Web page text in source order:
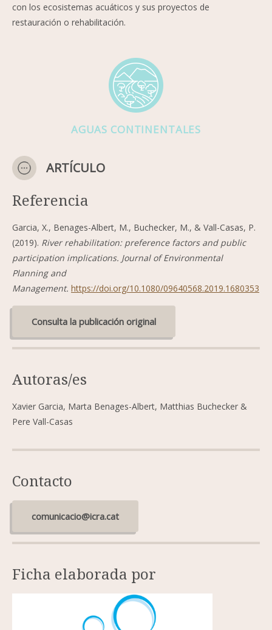
AGUAS CONTINENTALES
ARTÍCULO
Referencia
Garcia, X., Benages-Albert, M., Buchecker, M., & Vall-Casas, P.
(2019). River rehabilitation: preference factors and public
participation implications. Journal of Environmental
Planning and
Management. https://doi.org/10.1080/09640568.2019.1680353
Consulta la publicación original
Autoras/es
Xavier Garcia, Marta Benages-Albert, Matthias Buchecker &
Pere Vall-Casas
Contacto
comunicacio@icra.cat
Ficha elaborada por
con los ecosistemas acuáticos y sus proyectos de
restauración o rehabilitación.